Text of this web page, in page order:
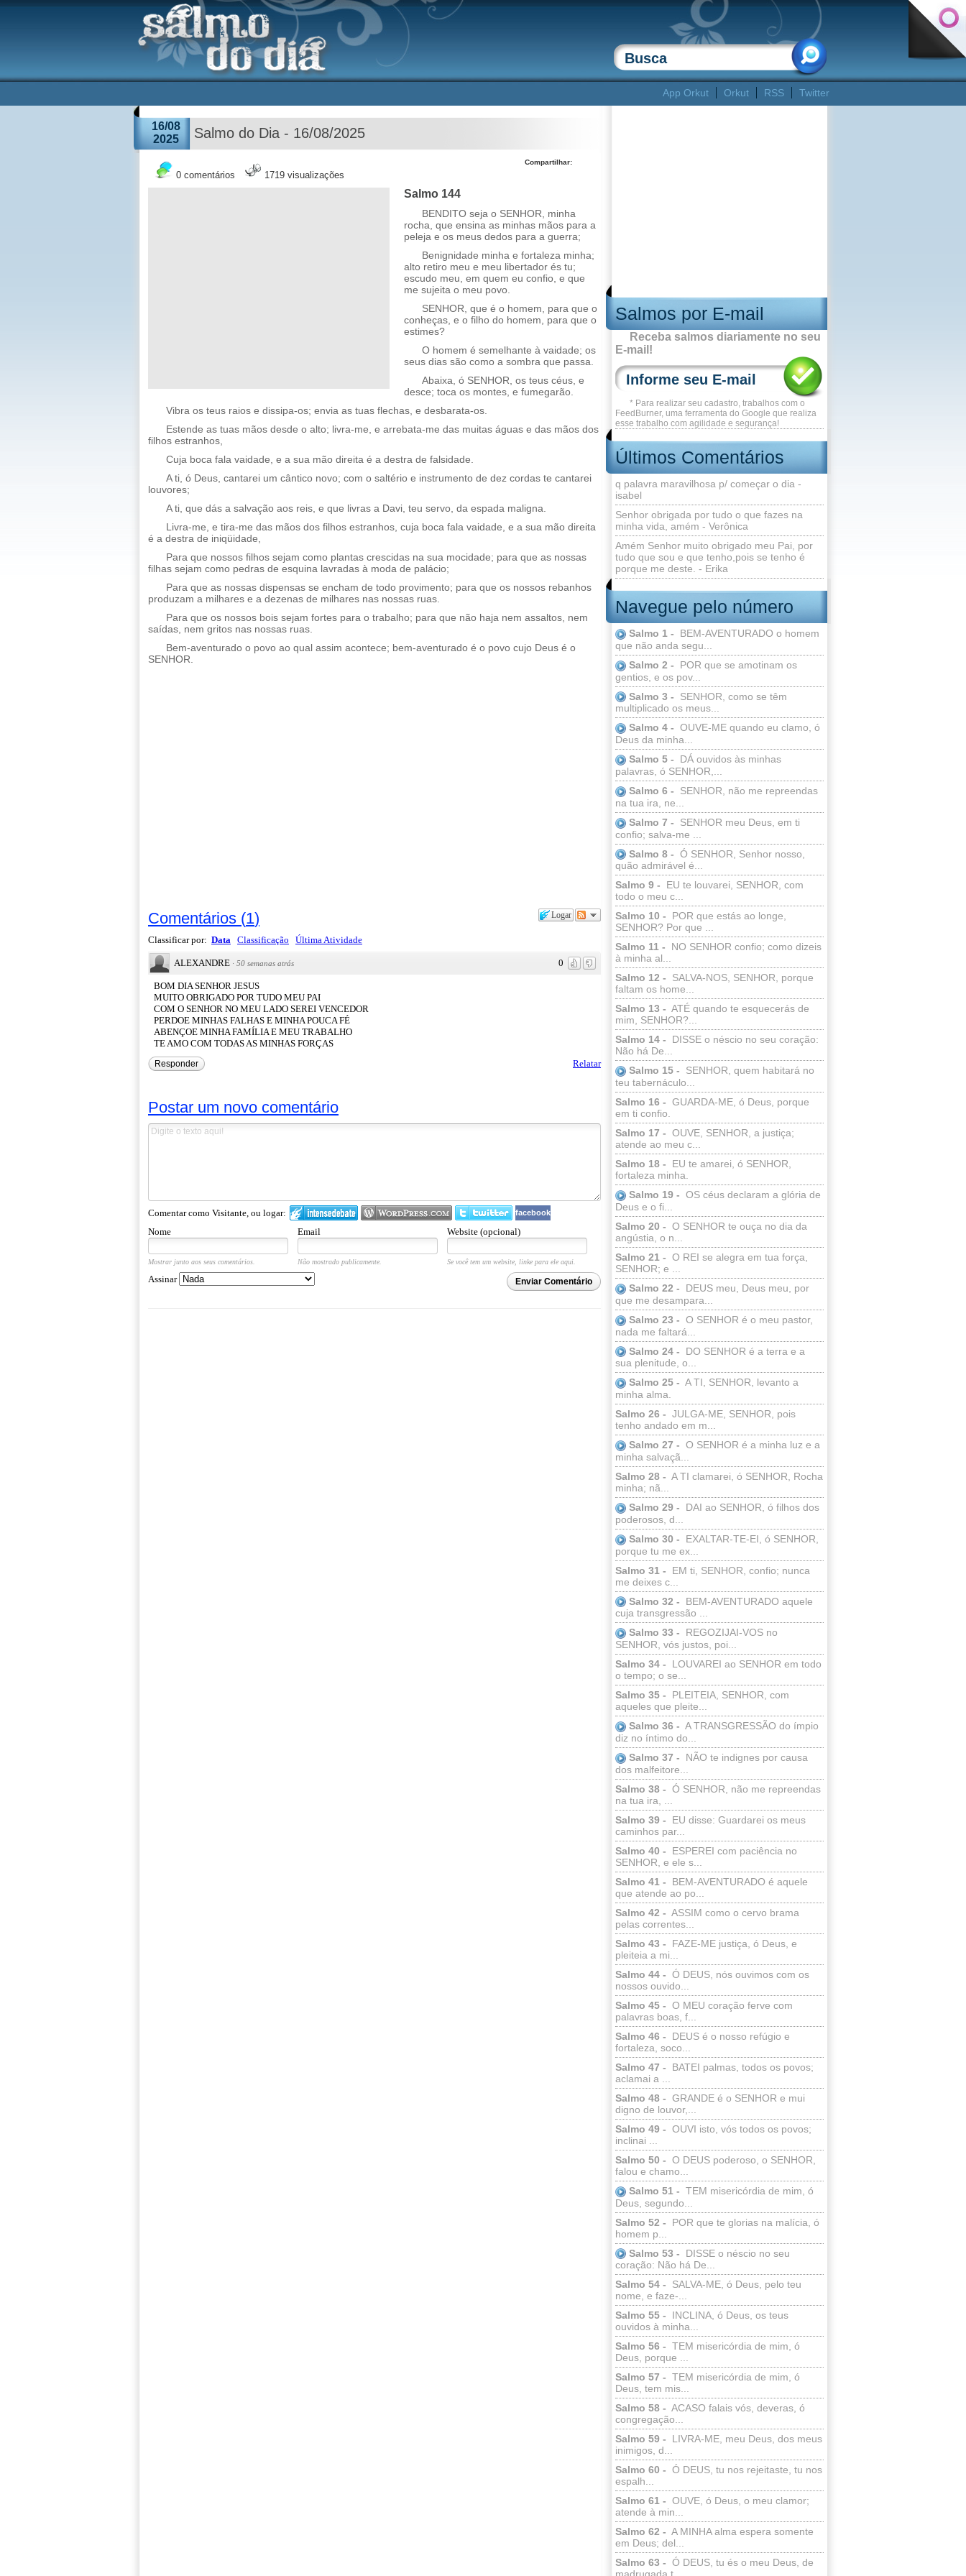
App Orkut Orkut RSS Twitter
Salmos por E-mail
Receba salmos diariamente no seu
E-mail!
* Para realizar seu cadastro, trabalhos com o
FeedBurner, uma ferramenta do Google que realiza
esse trabalho com agilidade e segurança!
Últimos Comentários
q palavra maravilhosa p/ começar o dia -
isabel
Senhor obrigada por tudo o que fazes na
minha vida, amém - Verônica
Amém Senhor muito obrigado meu Pai, por
tudo que sou e que tenho,pois se tenho é
porque me deste. - Erika
Navegue pelo número
Salmo 1 -
BEM-AVENTURADO o homem
que não anda segu...
Salmo 2 -
POR que se amotinam os
gentios, e os pov...
Salmo 3 -
SENHOR, como se têm
multiplicado os meus...
Salmo 4 - OUVE-ME quando eu clamo, ó
Deus da minha...
Salmo 5 -
DÁ ouvidos às minhas
palavras, ó SENHOR,...
Salmo 6 -
SENHOR, não me repreendas
na tua ira, ne...
Salmo 7 -
SENHOR meu Deus, em ti
confio; salva-me ...
Salmo 8 - Ó SENHOR, Senhor nosso,
quão admirável é...
Salmo 9 -
EU te louvarei, SENHOR, com
todo o meu c...
Salmo 10 -
POR que estás ao longe,
SENHOR? Por que ...
Salmo 11 -
NO SENHOR confio; como dizeis
à minha al...
Salmo 12 -
SALVA-NOS, SENHOR, porque
faltam os home...
Salmo 13 - ATÉ quando te esquecerás de
mim, SENHOR?...
Salmo 14 -
DISSE o néscio no seu coração:
Não há De...
Salmo 15 -
SENHOR, quem habitará no
teu tabernáculo...
Salmo 16 - GUARDA-ME, ó Deus, porque
em ti confio.
Salmo 17 - OUVE, SENHOR, a justiça;
atende ao meu c...
Salmo 18 -
EU te amarei, ó SENHOR,
fortaleza minha.
Salmo 19 - OS céus declaram a glória de
Deus e o fi...
Salmo 20 - O SENHOR te ouça no dia da
angústia, o n...
Salmo 21 - O REI se alegra em tua força,
SENHOR; e ...
Salmo 22 -
DEUS meu, Deus meu, por
que me desampara...
Salmo 23 - O SENHOR é o meu pastor,
nada me faltará...
Salmo 24 -
DO SENHOR é a terra e a
sua plenitude, o...
Salmo 25 - A TI, SENHOR, levanto a
minha alma.
Salmo 26 - JULGA-ME, SENHOR, pois
tenho andado em m...
Salmo 27 - O SENHOR é a minha luz e a
minha salvaçã...
Salmo 28 - A TI clamarei, ó SENHOR, Rocha
minha; nã...
Salmo 29 -
DAI ao SENHOR, ó filhos dos
poderosos, d...
Salmo 30 -
EXALTAR-TE-EI, ó SENHOR,
porque tu me ex...
Salmo 31 -
EM ti, SENHOR, confio; nunca
me deixes c...
Salmo 32 -
BEM-AVENTURADO aquele
cuja transgressão ...
Salmo 33 -
REGOZIJAI-VOS no
SENHOR, vós justos, poi...
Salmo 34 -
LOUVAREI ao SENHOR em todo
o tempo; o se...
Salmo 35 -
PLEITEIA, SENHOR, com
aqueles que pleite...
Salmo 36 - A TRANSGRESSÃO do ímpio
diz no íntimo do...
Salmo 37 -
NÃO te indignes por causa
dos malfeitore...
Salmo 38 - Ó SENHOR, não me repreendas
na tua ira, ...
Salmo 39 -
EU disse: Guardarei os meus
caminhos par...
Salmo 40 -
ESPEREI com paciência no
SENHOR, e ele s...
Salmo 41 -
BEM-AVENTURADO é aquele
que atende ao po...
Salmo 42 - ASSIM como o cervo brama
pelas correntes...
Salmo 43 -
FAZE-ME justiça, ó Deus, e
pleiteia a mi...
Salmo 44 - Ó DEUS, nós ouvimos com os
nossos ouvido...
Salmo 45 - O MEU coração ferve com
palavras boas, f...
Salmo 46 -
DEUS é o nosso refúgio e
fortaleza, soco...
Salmo 47 -
BATEI palmas, todos os povos;
aclamai a ...
Salmo 48 - GRANDE é o SENHOR e mui
digno de louvor,...
Salmo 49 - OUVI isto, vós todos os povos;
inclinai ...
Salmo 50 - O DEUS poderoso, o SENHOR,
falou e chamo...
Salmo 51 - TEM misericórdia de mim, ó
Deus, segundo...
Salmo 52 -
POR que te glorias na malícia, ó
homem p...
Salmo 53 -
DISSE o néscio no seu
coração: Não há De...
Salmo 54 -
SALVA-ME, ó Deus, pelo teu
nome, e faze-...
Salmo 55 -
INCLINA, ó Deus, os teus
ouvidos à minha...
Salmo 56 - TEM misericórdia de mim, ó
Deus, porque ...
Salmo 57 - TEM misericórdia de mim, ó
Deus, tem mis...
Salmo 58 - ACASO falais vós, deveras, ó
congregação...
Salmo 59 -
LIVRA-ME, meu Deus, dos meus
inimigos, d...
Salmo 60 - Ó DEUS, tu nos rejeitaste, tu nos
espalh...
Salmo 61 - OUVE, ó Deus, o meu clamor;
atende à min...
Salmo 62 - A MINHA alma espera somente
em Deus; del...
Salmo 63 - Ó DEUS, tu és o meu Deus, de
16/08
2025
Salmo do Dia - 16/08/2025
0 comentários 1719 visualizações
Compartilhar:
Salmo 144
BENDITO seja o SENHOR, minha
rocha, que ensina as minhas mãos para a
peleja e os meus dedos para a guerra;
Benignidade minha e fortaleza minha;
alto retiro meu e meu libertador és tu;
escudo meu, em quem eu confio, e que
me sujeita o meu povo.
SENHOR, que é o homem, para que o
conheças, e o filho do homem, para que o
estimes?
O homem é semelhante à vaidade; os
seus dias são como a sombra que passa.
Abaixa, ó SENHOR, os teus céus, e
desce; toca os montes, e fumegarão.
Vibra os teus raios e dissipa-os; envia as tuas flechas, e desbarata-os.
Estende as tuas mãos desde o alto; livra-me, e arrebata-me das muitas águas e das mãos dos
filhos estranhos,
Cuja boca fala vaidade, e a sua mão direita é a destra de falsidade.
A ti, ó Deus, cantarei um cântico novo; com o saltério e instrumento de dez cordas te cantarei
louvores;
A ti, que dás a salvação aos reis, e que livras a Davi, teu servo, da espada maligna.
Livra-me, e tira-me das mãos dos filhos estranhos, cuja boca fala vaidade, e a sua mão direita
é a destra de iniqüidade,
Para que nossos filhos sejam como plantas crescidas na sua mocidade; para que as nossas
filhas sejam como pedras de esquina lavradas à moda de palácio;
Para que as nossas dispensas se encham de todo provimento; para que os nossos rebanhos
produzam a milhares e a dezenas de milhares nas nossas ruas.
Para que os nossos bois sejam fortes para o trabalho; para que não haja nem assaltos, nem
saídas, nem gritos nas nossas ruas.
Bem-aventurado o povo ao qual assim acontece; bem-aventurado é o povo cujo Deus é o
SENHOR.
Logar
Comentários (1)
Classificar por: Data Classificação Última Atividade
0
ALEXANDRE · 50 semanas atrás
BOM DIA SENHOR JESUS
MUITO OBRIGADO POR TUDO MEU PAI
COM O SENHOR NO MEU LADO SEREI VENCEDOR
PERDOE MINHAS FALHAS E MINHA POUCA FÉ
ABENÇOE MINHA FAMÍLIA E MEU TRABALHO
TE AMO COM TODAS AS MINHAS FORÇAS
Relatar
Responder
Postar um novo comentário
Comentar como Visitante, ou logar: facebook
Nome Email Website (opcional)
Mostrar junto aos seus comentários. Não mostrado publicamente. Se você tem um website, linke para ele aqui.
Enviar Comentário
Assinar